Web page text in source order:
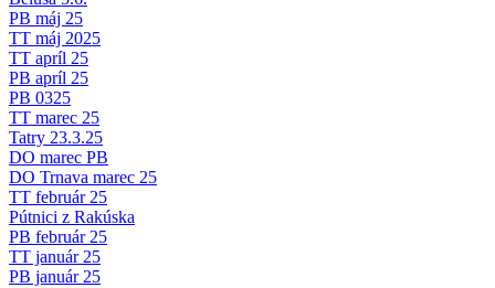
PB máj 25
TT máj 2025
TT apríl 25
PB apríl 25
PB 0325
TT marec 25
Tatry 23.3.25
DO marec PB
DO Trnava marec 25
TT február 25
Pútnici z Rakúska
PB február 25
TT január 25
PB január 25